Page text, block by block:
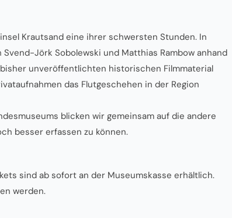
Krautsand eine ihrer schwersten Stunden. In
Svend-Jörk Sobolewski und Matthias Rambow anhand
unveröffentlichten historischen Filmmaterial
das Flutgeschehen in der Region
blicken wir gemeinsam auf die andere
besser erfassen zu können.
sind ab sofort an der Museumskasse erhältlich.
werden.